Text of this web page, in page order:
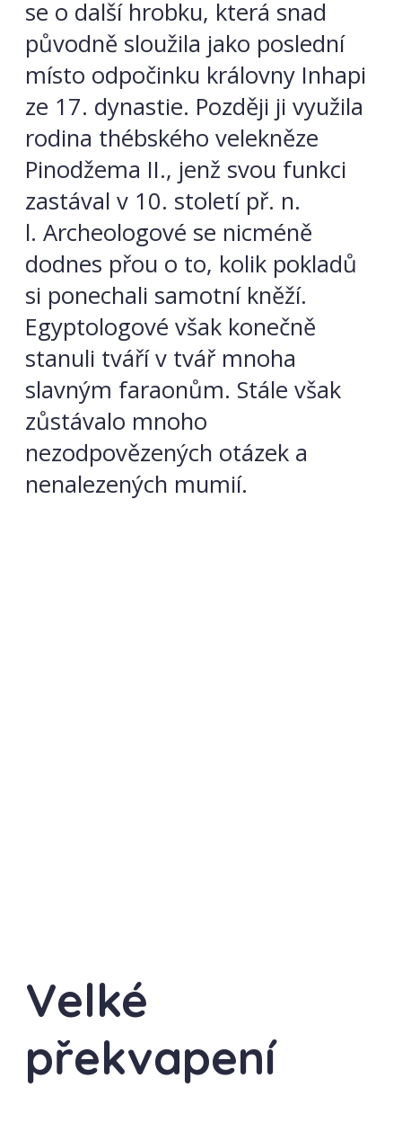
se o další hrobku, která snad
původně sloužila jako poslední
místo odpočinku královny Inhapi
ze 17. dynastie. Později ji využila
rodina thébského velekněze
Pinodžema II., jenž svou funkci
zastával v 10. století př. n.
l. Archeologové se nicméně
dodnes přou o to, kolik pokladů
si ponechali samotní kněží.
Egyptologové však konečně
stanuli tváří v tvář mnoha
slavným faraonům. Stále však
zůstávalo mnoho
nezodpovězených otázek a
nenalezených mumií.
Velké
překvapení